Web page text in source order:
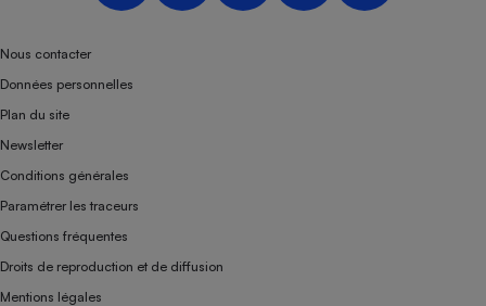
Nous contacter
Données personnelles
Plan du site
Newsletter
Conditions générales
Paramétrer les traceurs
Questions fréquentes
Droits de reproduction et de diffusion
Mentions légales